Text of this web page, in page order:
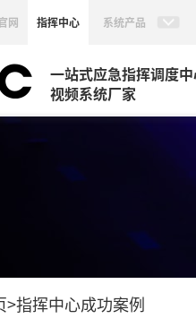
网 指挥中心 系统产品
一站式应急指挥调度
视频系统厂家
>指挥中心成功案例